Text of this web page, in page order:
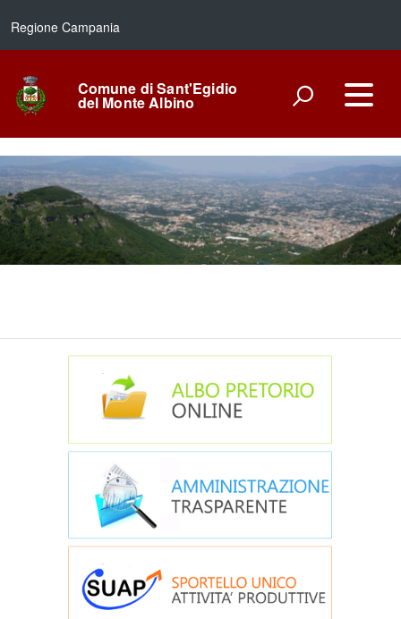
Regione Campania
Comune di Sant'Egidio
del Monte Albino